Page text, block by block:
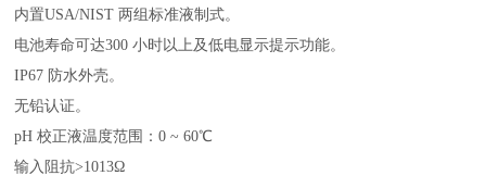
内置USA/NIST 两组标准液制式。
电池寿命可达300 小时以上及低电显示提示功能。
IP67 防水外壳。
无铅认证。
pH 校正液温度范围：0 ~ 60℃
输入阻抗>1013Ω